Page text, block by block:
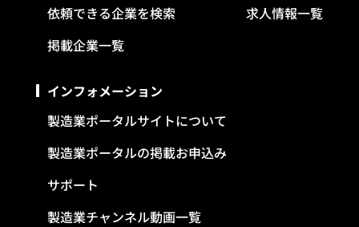
依頼できる企業を検索
掲載企業一覧
求人情報一覧
インフォメーション
製造業ポータルサイトについて
製造業ポータルの掲載お申込み
サポート
製造業チャンネル動画一覧